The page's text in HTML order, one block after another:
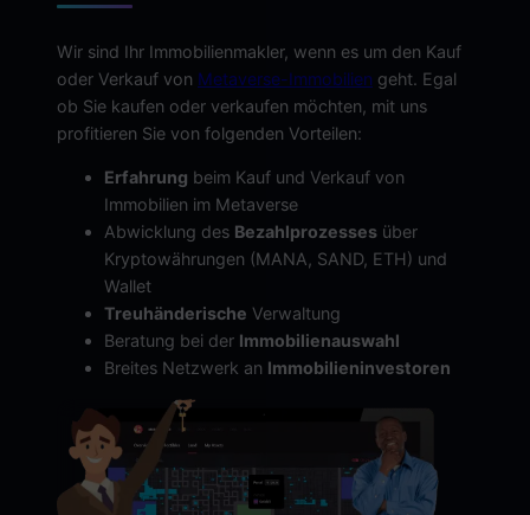
Wir sind Ihr Immobilienmakler, wenn es um den Kauf
oder Verkauf von Metaverse-Immobilien geht. Egal
ob Sie kaufen oder verkaufen möchten, mit uns
profitieren Sie von folgenden Vorteilen:
Erfahrung beim Kauf und Verkauf von
Immobilien im Metaverse
Abwicklung des Bezahlprozesses über
Kryptowährungen (MANA, SAND, ETH) und
Wallet
Treuhänderische Verwaltung
Beratung bei der Immobilienauswahl
Breites Netzwerk an Immobilieninvestoren